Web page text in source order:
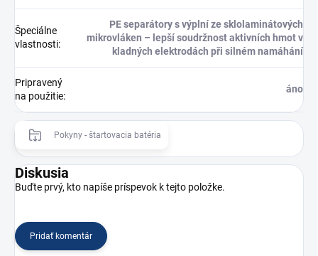
Špeciálne
vlastnosti:
PE separátory s výplní ze sklolaminátových
mikrovláken – lepší soudržnost aktivních hmot v
kladných elektrodách při silném namáhání
Pripravený
na použitie:
áno
Pokyny - štartovacia batéria
Diskusia
Buďte prvý, kto napíše príspevok k tejto položke.
Pridať komentár